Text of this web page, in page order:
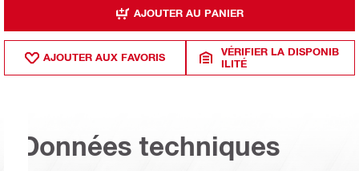
AJOUTER AU PANIER
AJOUTER AUX FAVORIS
VÉRIFIER LA DISPONIB
ILITÉ
Données techniques